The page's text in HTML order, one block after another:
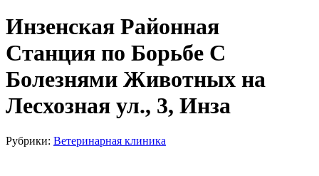
Инзенская Районная
Станция по Борьбе С
Болезнями Животных на
Лесхозная ул., 3, Инза
Рубрики: Ветеринарная клиника